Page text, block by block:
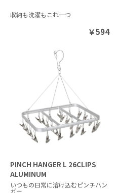
収納も洗濯もこれ一つ
￥594
PINCH HANGER L 26CLIPS
ALUMINUM
いつもの日常に溶け込むピンチハン
ガー